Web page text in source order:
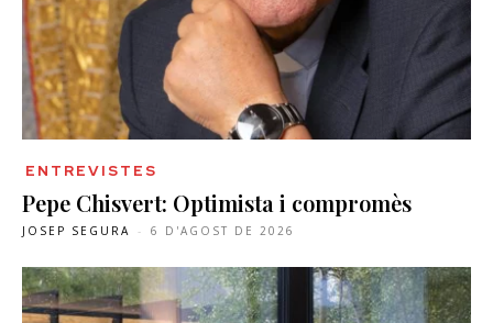
ENTREVISTES
Pepe Chisvert: Optimista i compromès
JOSEP SEGURA - 6 D'AGOST DE 2026